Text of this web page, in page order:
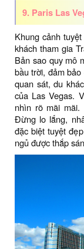
9. Paris Las
Khung cảnh
khách tham gia
Bản sao quy mô
bầu trời, đảm
quan sát, du
của Las Vegas.
nhìn rõ mãi
Đừng lo lắng,
đặc biệt tuyệt
ngủ được thắp